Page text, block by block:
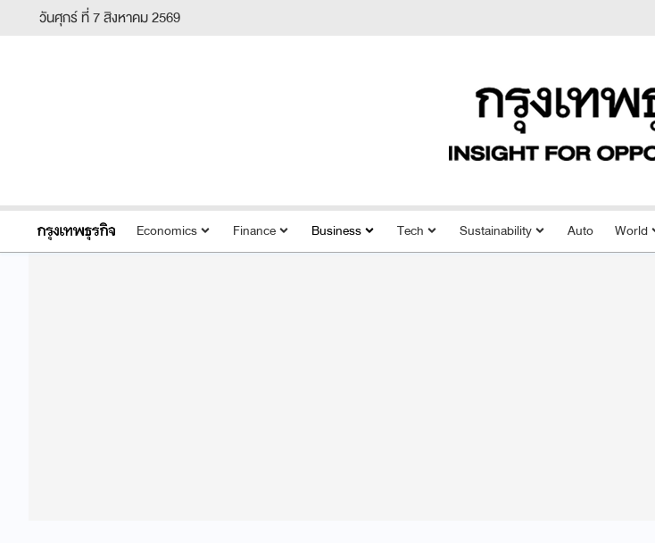
วันศุกร์ ที่ 7 สิงหาคม 2569
Economics Finance Business Tech Sustainability Auto World